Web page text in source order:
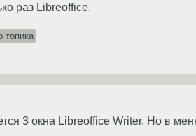
раз Libreoffice.
топика
3 окна Libreoffice Writer. Но в